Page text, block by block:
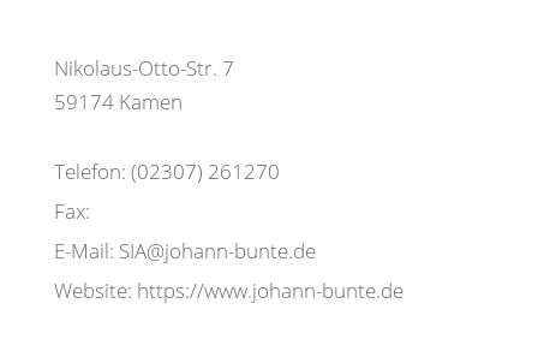
Nikolaus-Otto-Str. 7
59174 Kamen
Telefon: (02307) 261270
Fax:
E-Mail: SIA@johann-bunte.de
Website: https://www.johann-bunte.de